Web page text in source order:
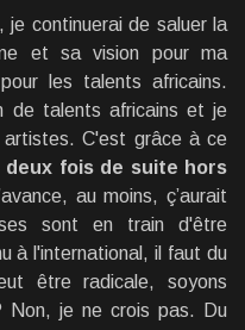
je continuerai de saluer la
et sa vision pour ma
les talents africains.
de talents africains et je
C'est grâce à ce
deux fois de suite hors
au moins, ç’aurait
sont en train d'être
à l'international, il faut du
être radicale, soyons
Non, je ne crois pas. Du